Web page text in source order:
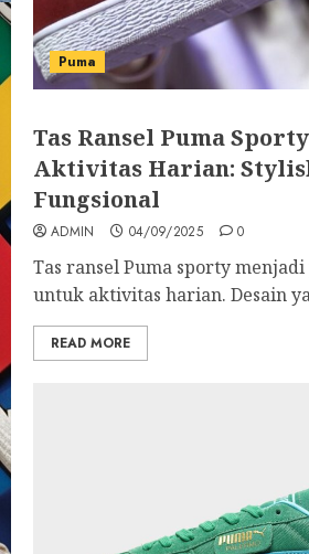
Puma
Tas Ransel Puma
Aktivitas Harian:
Fungsional
ADMIN 04/09/2025 0
Tas ransel Puma sporty
untuk aktivitas harian. Desain
READ MORE